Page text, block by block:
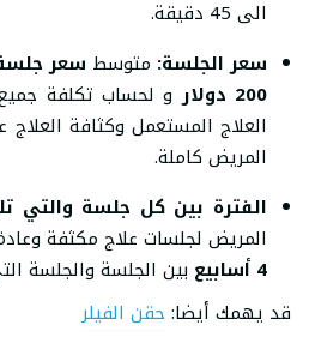
الى 45 دقيقة.
سعر الجلسة: متوسط
200 دولار
و لحساب تكلفة
العلاج المستعمل وكثافة
المريض كاملة.
الفترة بين كل جلسة والتي
المريض لجلسات علاج مكثفة
4 أسابيع
بين الجلسة والجلسة
قد يهمك أيضا: حقن الفيلر